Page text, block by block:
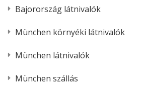
Bajorország látnivalók
München környéki látnivalók
München látnivalók
München szállás